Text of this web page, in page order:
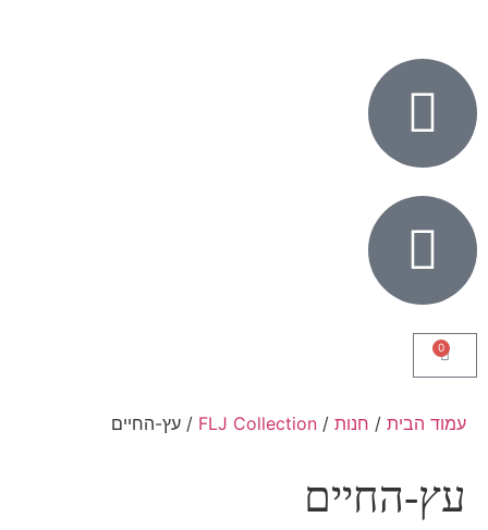
0
עמוד הבית / חנות /
FLJ Collection / עץ-החיים
עץ-החיים